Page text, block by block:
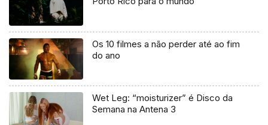
Os 10 filmes a não perder até ao fim
do ano
Wet Leg: “moisturizer” é Disco da
Semana na Antena 3